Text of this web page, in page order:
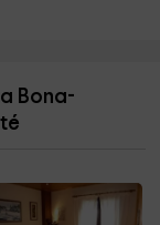
Bona-